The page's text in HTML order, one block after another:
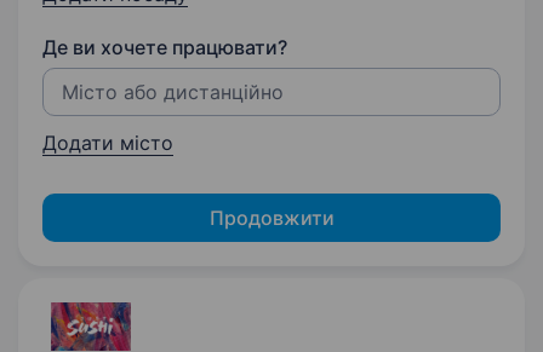
Де ви хочете працювати?
Додати місто
Продовжити